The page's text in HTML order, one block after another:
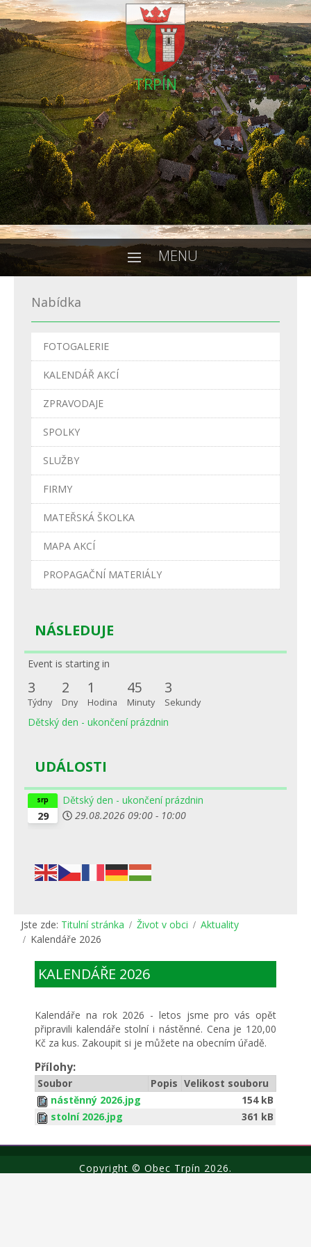
TRPÍN
MENU
Nabídka
FOTOGALERIE
KALENDÁŘ AKCÍ
ZPRAVODAJE
SPOLKY
SLUŽBY
FIRMY
MATEŘSKÁ ŠKOLKA
MAPA AKCÍ
PROPAGAČNÍ MATERIÁLY
NÁSLEDUJE
Event is starting in
3
Týdny
2
Dny
1
Hodina
45
Minuty
3
Sekundy
Dětský den - ukončení prázdnin
UDÁLOSTI
29
srp
Dětský den - ukončení prázdnin
29.08.2026 09:00 - 10:00
Jste zde: Titulní stránka Život v obci
Aktuality
Kalendáře 2026
KALENDÁŘE 2026
Kalendáře na rok 2026 - letos jsme pro vás opět
připravili kalendáře stolní i nástěnné. Cena je 120,00
Kč za kus. Zakoupit si je můžete na obecním úřadě.
Přílohy:
Soubor Popis Velikost souboru
nástěnný 2026.jpg
154 kB
stolní 2026.jpg
361 kB
Copyright © Obec Trpín 2026.